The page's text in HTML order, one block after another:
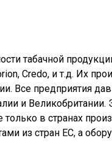
табачной
Credo, и т.д. Их
Все предприятия
и
только в странах
из стран ЕС, а